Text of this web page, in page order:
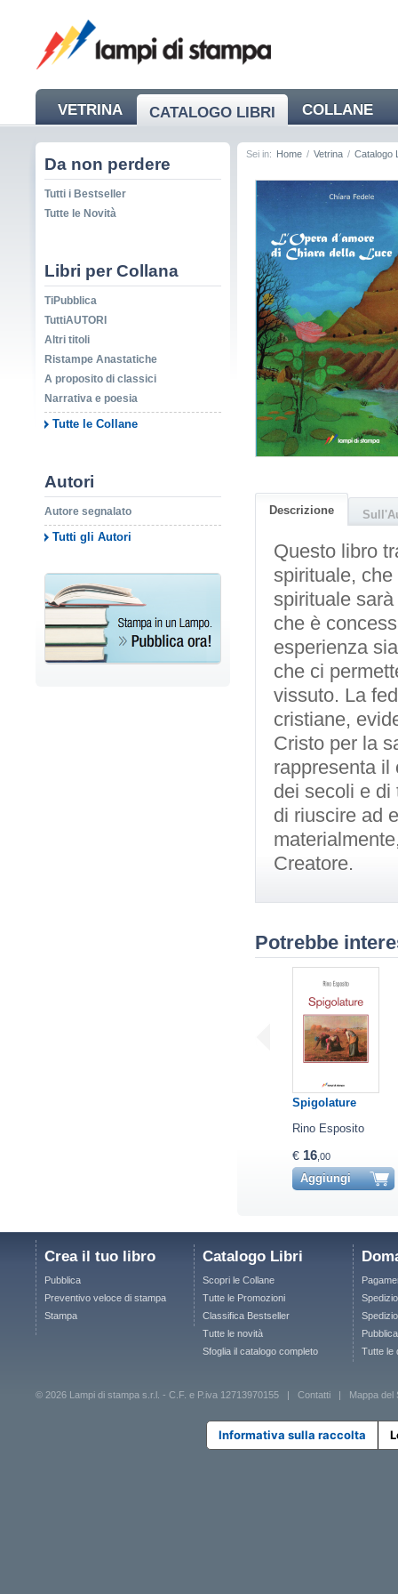
VETRINA CATALOGO LIBRI COLLANE
NEWS
Da non perdere
Tutti i Bestseller
Tutte le Novità
Libri per Collana
TiPubblica
TuttiAUTORI
Altri titoli
Ristampe Anastatiche
A proposito di classici
Narrativa e poesia
Tutte le Collane
Autori
Autore segnalato
Tutti gli Autori
Sei in: Home / Vetrina / Catalogo
Descrizione
Questo libro
spirituale,
spirituale sarà
che è
esperienza
che ci
vissuto. La
cristiane,
Cristo per la
rappresenta il
dei secoli e di
di riuscire ad
Creatore.
Potrebbe
Spigolature
Rino Esposito
€ 16,00
Aggiungi
Crea il tuo libro
Pubblica
Preventivo veloce di stampa
Stampa
Catalogo Libri
Scopri le Collane
Tutte le Promozioni
Classifica Bestseller
Tutte le novità
Sfoglia il catalogo completo
Tutte le
© 2026 Lampi di stampa s.r.l. - C.F. e P.iva 12713970155 | Contatti Mappa del
Informativa sulla raccolta